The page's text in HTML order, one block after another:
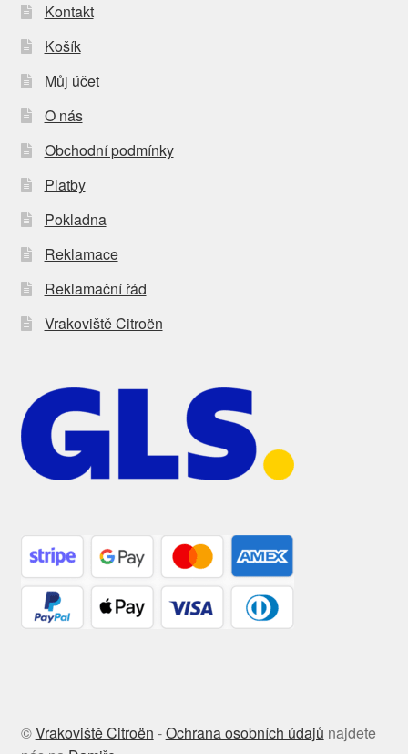
Kontakt
Košík
Můj účet
O nás
Obchodní podmínky
Platby
Pokladna
Reklamace
Reklamační řád
Vrakoviště Citroën
©Vrakoviště Citroën -Ochrana osobních údajů najdete